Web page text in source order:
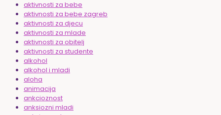
aktivnosti za bebe
aktivnosti za bebe zagreb
aktivnosti za djecu
aktivnosti za mlade
aktivnosti za obitelj
aktivnosti za studente
alkohol
alkohol i mladi
aloha
animacija
ankcioznost
anksiozni mladi